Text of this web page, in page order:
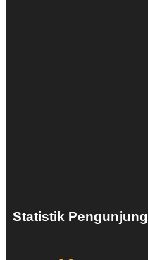
Statistik Pengunjung